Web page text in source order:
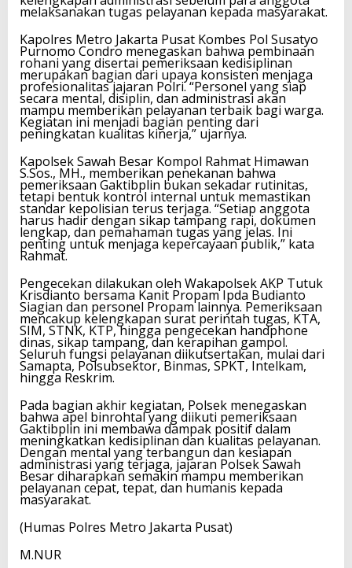
melaksanakan tugas pelayanan kepada masyarakat.
Kapolres Metro Jakarta Pusat Kombes Pol Susatyo
Purnomo Condro menegaskan bahwa pembinaan
rohani yang disertai pemeriksaan kedisiplinan
merupakan bagian dari upaya konsisten menjaga
profesionalitas jajaran Polri. “Personel yang siap
secara mental, disiplin, dan administrasi akan
mampu memberikan pelayanan terbaik bagi warga.
Kegiatan ini menjadi bagian penting dari
peningkatan kualitas kinerja,” ujarnya.
Kapolsek Sawah Besar Kompol Rahmat Himawan
S.Sos., MH., memberikan penekanan bahwa
pemeriksaan Gaktibplin bukan sekadar rutinitas,
tetapi bentuk kontrol internal untuk memastikan
standar kepolisian terus terjaga. “Setiap anggota
harus hadir dengan sikap tampang rapi, dokumen
lengkap, dan pemahaman tugas yang jelas. Ini
penting untuk menjaga kepercayaan publik,” kata
Rahmat.
Pengecekan dilakukan oleh Wakapolsek AKP Tutuk
Krisdianto bersama Kanit Propam Ipda Budianto
Siagian dan personel Propam lainnya. Pemeriksaan
mencakup kelengkapan surat perintah tugas, KTA,
SIM, STNK, KTP, hingga pengecekan handphone
dinas, sikap tampang, dan kerapihan gampol.
Seluruh fungsi pelayanan diikutsertakan, mulai dari
Samapta, Polsubsektor, Binmas, SPKT, Intelkam,
hingga Reskrim.
Pada bagian akhir kegiatan, Polsek menegaskan
bahwa apel binrohtal yang diikuti pemeriksaan
Gaktibplin ini membawa dampak positif dalam
meningkatkan kedisiplinan dan kualitas pelayanan.
Dengan mental yang terbangun dan kesiapan
administrasi yang terjaga, jajaran Polsek Sawah
Besar diharapkan semakin mampu memberikan
pelayanan cepat, tepat, dan humanis kepada
masyarakat.
(Humas Polres Metro Jakarta Pusat)
M.NUR